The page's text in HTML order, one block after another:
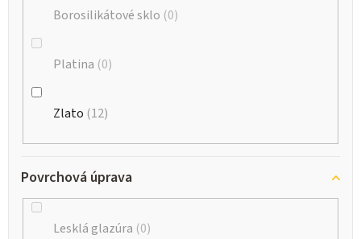
Borosilikátové sklo 0
Platina 0
Zlato 12
Povrchová úprava
Lesklá glazúra 0